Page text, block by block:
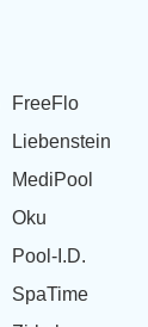
FreeFlo
Liebenstein
MediPool
Oku
Pool-I.D.
SpaTime